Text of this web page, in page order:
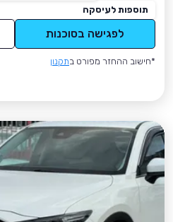
תוספות לעיסקה
לפגישה בסוכנות
*חישוב ההחזר מפורט בתקנון